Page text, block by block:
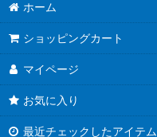
ホーム
ショッピングカート
マイページ
お気に入り
最近チェックしたアイテム